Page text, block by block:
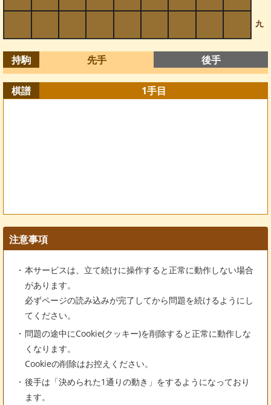
持駒 先手 後手
棋譜 1手目
注意事項
本サービスは、立て続けに操作すると正常に動作しない場合
があります。
必ずページの読み込みが完了してから問題を続けるようにし
てください。
問題の途中にCookie(クッキー)を削除すると正常に動作しな
くなります。
Cookieの削除はお控えください。
後手は「決められた1通りの動き」をするようになっており
ます。